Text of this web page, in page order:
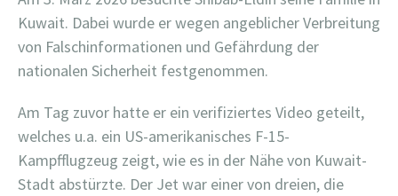
Kuwait. Dabei wurde er wegen angeblicher Verbreitung
von Falschinformationen und Gefährdung der
nationalen Sicherheit festgenommen.
Am Tag zuvor hatte er ein verifiziertes Video geteilt,
welches u.a. ein US-amerikanisches F-15-
Kampfflugzeug zeigt, wie es in der Nähe von Kuwait-
Stadt abstürzte. Der Jet war einer von dreien, die